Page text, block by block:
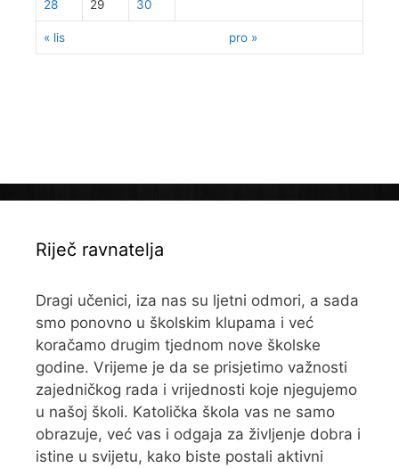
« lis pro »
28 29 30
Riječ ravnatelja
Dragi učenici, iza nas su ljetni odmori, a sada
smo ponovno u školskim klupama i već
koračamo drugim tjednom nove školske
godine. Vrijeme je da se prisjetimo važnosti
zajedničkog rada i vrijednosti koje njegujemo
u našoj školi. Katolička škola vas ne samo
obrazuje, već vas i odgaja za življenje dobra i
istine u svijetu, kako biste postali aktivni